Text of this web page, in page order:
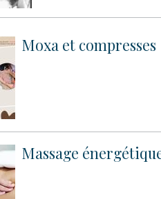
Moxa et compresses
Massage